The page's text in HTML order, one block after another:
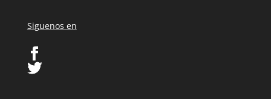
Siguenos en